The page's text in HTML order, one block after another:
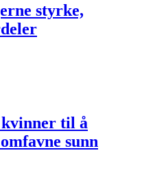
styrke,
til å
sunn